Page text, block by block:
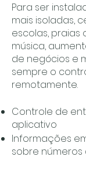
Para ser
mais isoladas,
escolas, praias
música,
de negócios e
sempre o
remotamente.
Controle de
aplicativo
Informações
sobre números